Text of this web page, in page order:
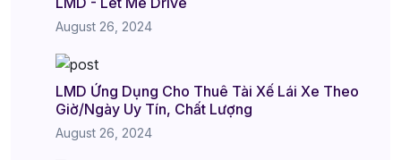
August 26, 2024
LMD Ứng Dụng Cho Thuê Tài Xế Lái Xe Theo
Giờ/Ngày Uy Tín, Chất Lượng
August 26, 2024